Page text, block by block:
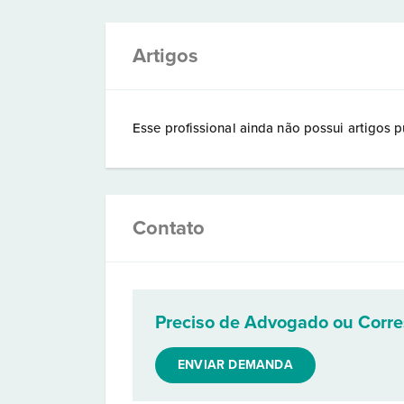
Artigos
Esse profissional ainda não possui artigos
Contato
Preciso de Advogado ou
ENVIAR DEMANDA